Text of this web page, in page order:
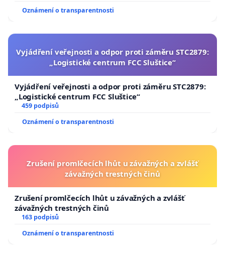
Oznámení o transparentnosti
Vyjádření veřejnosti a odpor proti záměru STC2879:
„Logistické centrum FCC Sluštice“
Vyjádření veřejnosti a odpor proti záměru STC2879:
„Logistické centrum FCC Sluštice“
459 podpisů
Oznámení o transparentnosti
Zrušení promlčecích lhůt u závažných a zvlášť
závažných trestných činů
Zrušení promlčecích lhůt u závažných a zvlášť
závažných trestných činů
163 podpisů
Oznámení o transparentnosti